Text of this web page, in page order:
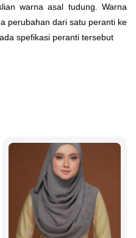
warna asal tudung. Warna
perubahan dari satu peranti ke
spefikasi peranti tersebut